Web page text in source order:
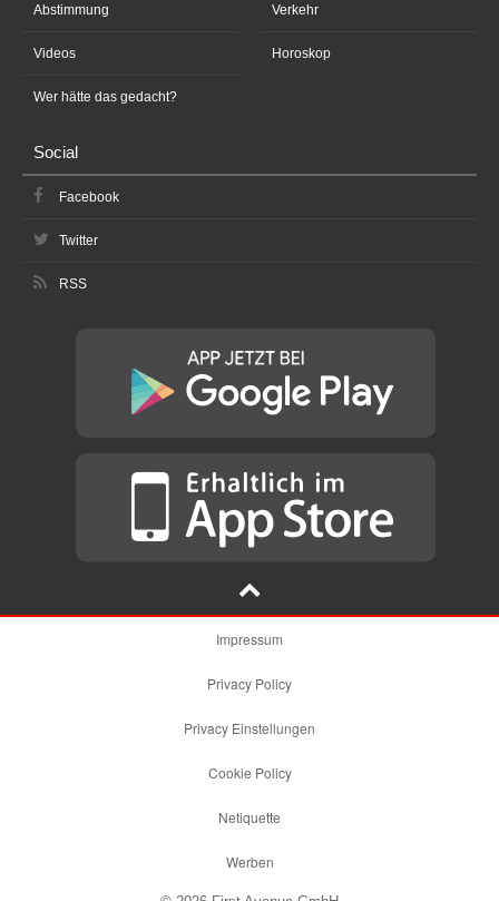
Abstimmung
Videos
Wer hätte das gedacht?
Verkehr
Horoskop
Social
Facebook
Twitter
RSS
Impressum
Privacy Policy
Privacy Einstellungen
Cookie Policy
Netiquette
Werben